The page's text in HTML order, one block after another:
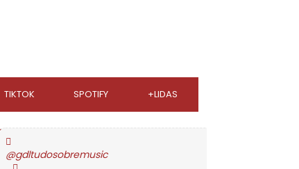
TIKTOK SPOTIFY +LIDAS
@gdltudosobremusic